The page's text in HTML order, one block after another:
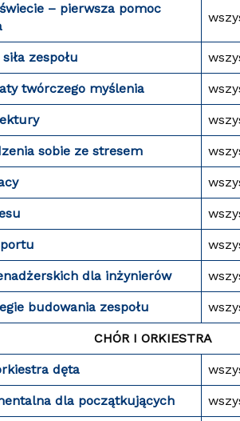
– pierwsza pomoc
zespołu
twórczego myślenia
ia sobie ze stresem
dla inżynierów
budowania zespołu
CHÓR I ORKIESTRA
dęta
dla początkujących